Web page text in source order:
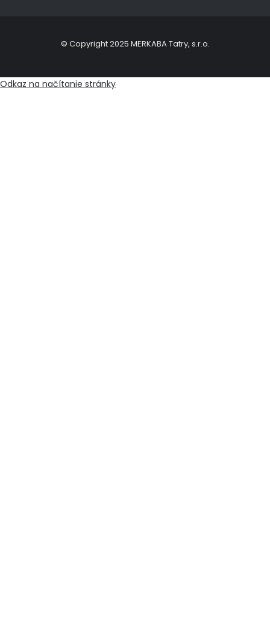
© Copyright 2025 MERKABA Tatry, s.r.o.
Odkaz na načítanie stránky